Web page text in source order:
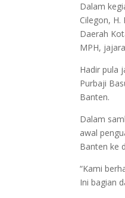
Dalam
Cilegon, H.
Daerah
MPH,
Hadir pula
Purbaji
Banten.
Dalam
awal
Banten ke
“Kami
Ini bagian